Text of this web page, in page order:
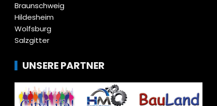
Braunschweig
Hildesheim
Wolfsburg
Salzgitter
UNSERE PARTNER